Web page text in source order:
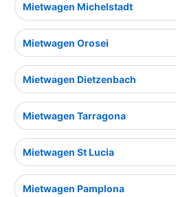
Mietwagen Michelstadt
Mietwagen Orosei
Mietwagen Dietzenbach
Mietwagen Tarragona
Mietwagen St Lucia
Mietwagen Pamplona